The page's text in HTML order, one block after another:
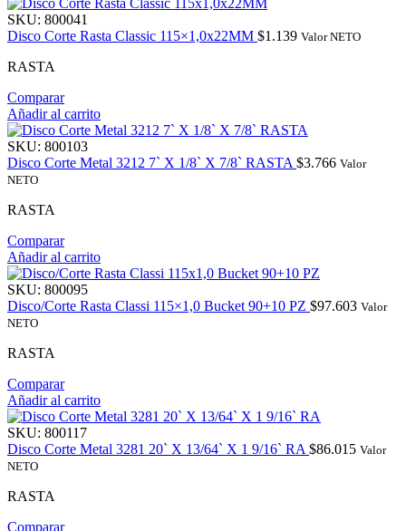
SKU: 800041
Disco Corte Rasta Classic 115×1,0x22MM $1.139 Valor NETO
RASTA
Comparar
Añadir al carrito
SKU: 800103
Disco Corte Metal 3212 7` X 1/8` X 7/8` RASTA $3.766 Valor
NETO
RASTA
Comparar
Añadir al carrito
SKU: 800095
Disco/Corte Rasta Classi 115×1,0 Bucket 90+10 PZ $97.603 Valor
NETO
RASTA
Comparar
Añadir al carrito
SKU: 800117
Disco Corte Metal 3281 20` X 13/64` X 1 9/16` RA $86.015 Valor
NETO
RASTA
Comparar